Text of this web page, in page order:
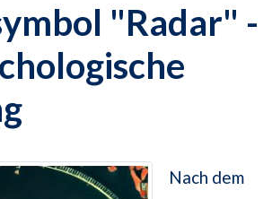
"Radar" -
Nach dem